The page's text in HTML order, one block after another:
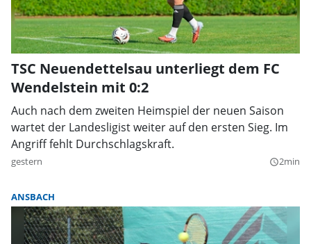
TSC Neuendettelsau unterliegt dem FC
Wendelstein mit 0:2
Auch nach dem zweiten Heimspiel der neuen Saison
wartet der Landesligist weiter auf den ersten Sieg. Im
Angriff fehlt Durchschlagskraft.
gestern query_builder2min
ANSBACH